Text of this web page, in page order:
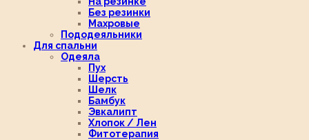
Без резинки
Махровые
Пододеяльники
Для спальни
Одеяла
Пух
Шерсть
Шелк
Бамбук
Эвкалипт
Хлопок / Лен
Фитотерапия